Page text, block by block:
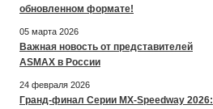
обновленном формате!
05 марта 2026
Важная новость от представителей
ASMAX в России
24 февраля 2026
Гранд-финал Серии MX-Speedway 2026: